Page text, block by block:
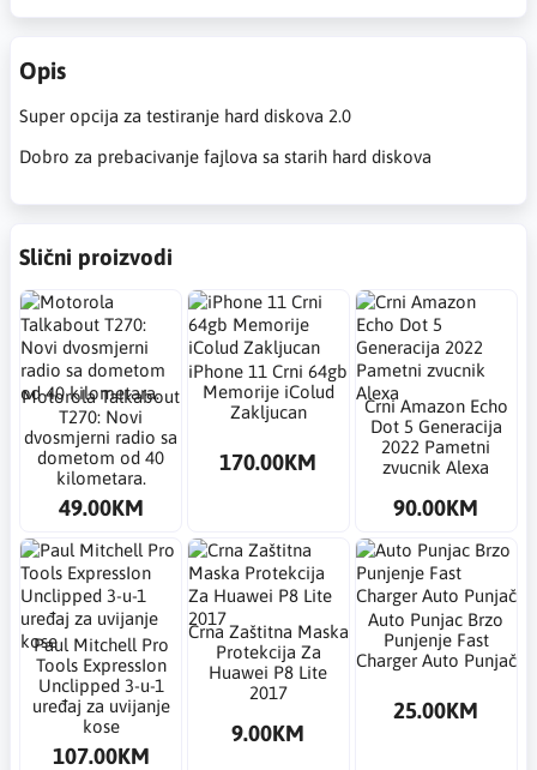
Opis
Super opcija za testiranje hard diskova 2.0
Dobro za prebacivanje fajlova sa starih hard diskova
Slični proizvodi
Motorola Talkabout
T270: Novi
dvosmjerni radio sa
dometom od 40
kilometara.
49.00KM
iPhone 11 Crni 64gb
Memorije iColud
Zakljucan
170.00KM
Crni Amazon Echo
Dot 5 Generacija
2022 Pametni
zvucnik Alexa
90.00KM
Paul Mitchell Pro
Tools ExpressIon
Unclipped 3-u-1
uređaj za uvijanje
kose
107.00KM
Crna Zaštitna Maska
Protekcija Za
Huawei P8 Lite
2017
9.00KM
Auto Punjac Brzo
Punjenje Fast
Charger Auto Punjač
25.00KM